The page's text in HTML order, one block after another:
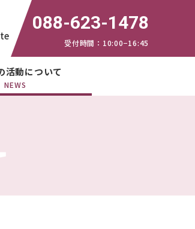
088-623-1478
受付時間：10:00−16:45
活動について
NEWS